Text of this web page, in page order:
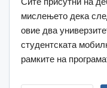
мислењето дека
овие два
студентската
рамките на